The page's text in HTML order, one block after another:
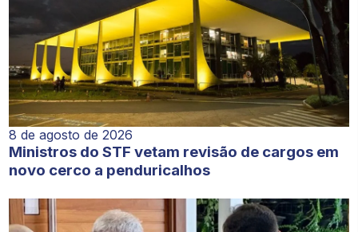
8 de agosto de 2026
Ministros do STF vetam revisão de cargos em
novo cerco a penduricalhos